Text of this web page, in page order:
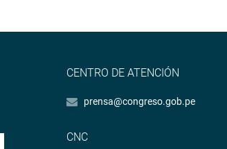
CENTRO DE ATENCIÓN
prensa@congreso.gob.pe
CNC